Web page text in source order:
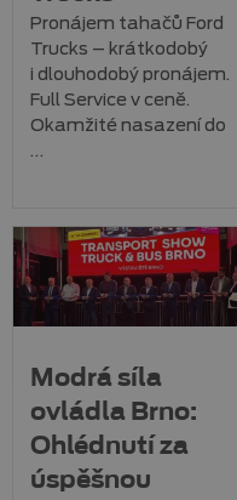
Pronájem tahačů Ford
Trucks – krátkodobý
i dlouhodobý pronájem.
Full Service v ceně.
Okamžité nasazení do
…
Modrá síla
ovládla Brno:
Ohlédnutí za
úspěšnou